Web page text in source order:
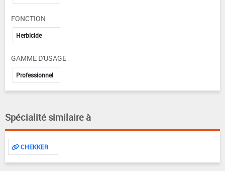
FONCTION
Herbicide
GAMME D'USAGE
Professionnel
Spécialité similaire à
CHEKKER